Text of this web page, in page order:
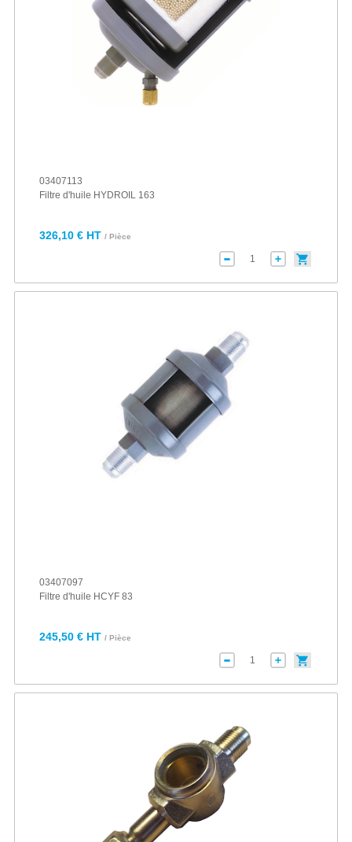
03407113
Filtre d'huile HYDROIL 163
326,10 € HT / Pièce
03407097
Filtre d'huile HCYF 83
245,50 € HT / Pièce